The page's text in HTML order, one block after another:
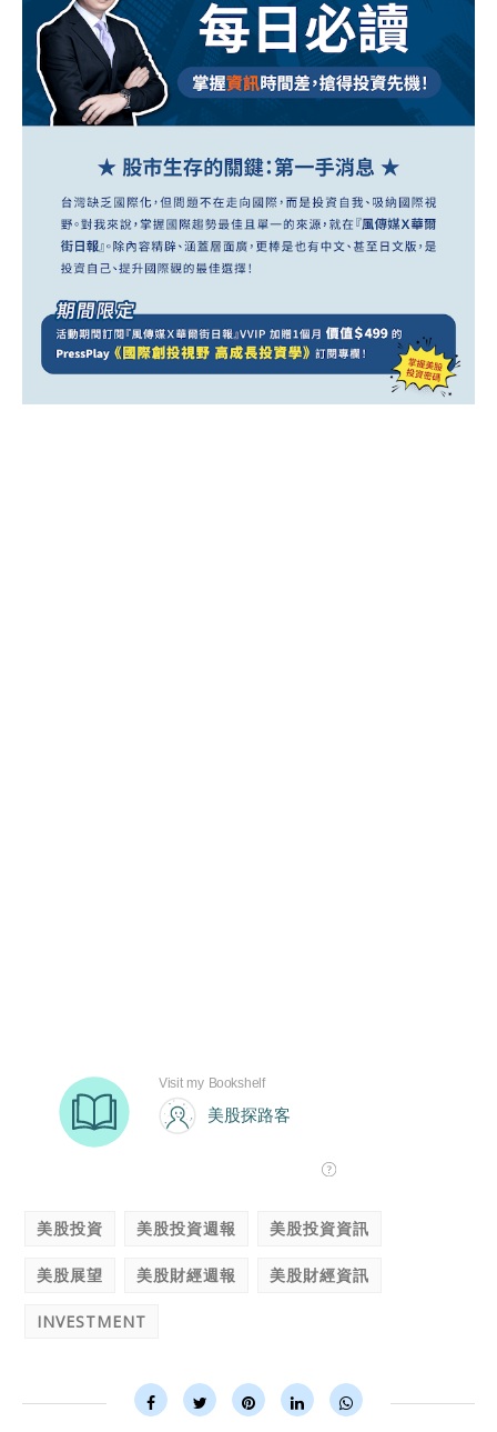
美股投資 美股投資週報 美股投資資訊
美股展望 美股財經週報 美股財經資訊
INVESTMENT